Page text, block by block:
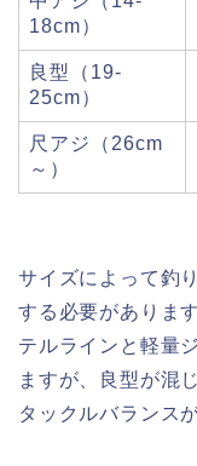
18cm）
良型（19-
25cm）
尺アジ（26cm
～）
サイズによって釣
する必要がありま
テルラインと軽量
ますが、良型が混
タックルバランス